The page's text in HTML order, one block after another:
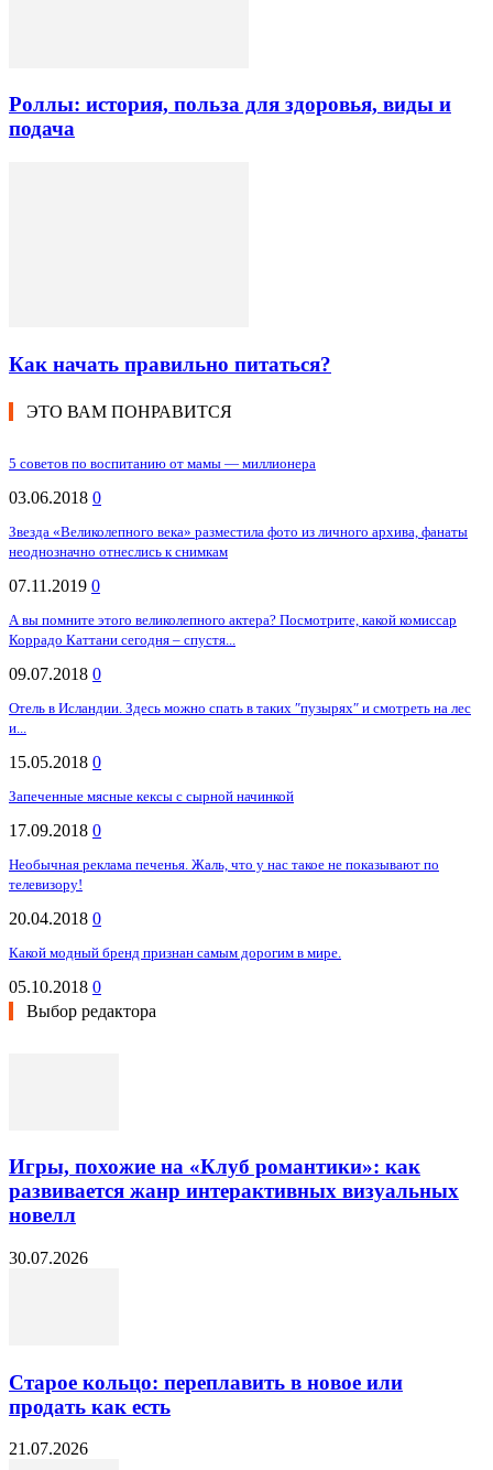
Роллы: история, польза для здоровья, виды и
подача
Как начать правильно питаться?
ЭТО ВАМ ПОНРАВИТСЯ
5 советов по воспитанию от мамы — миллионера
03.06.2018 0
Звезда «Великолепного века» разместила фото из личного архива, фанаты
неоднозначно отнеслись к снимкам
07.11.2019 0
А вы помните этого великолепного актера? Посмотрите, какой комиссар
Коррадо Каттани сегодня – спустя...
09.07.2018 0
Отель в Исландии. Здесь можно спать в таких ″пузырях″ и смотреть на лес
и...
15.05.2018 0
Запеченные мясные кексы с сырной начинкой
17.09.2018 0
Необычная реклама печенья. Жаль, что у нас такое не показывают по
телевизору!
20.04.2018 0
Какой модный бренд признан самым дорогим в мире.
05.10.2018 0
Выбор редактора
Игры, похожие на «Клуб романтики»: как
развивается жанр интерактивных визуальных
новелл
30.07.2026
Старое кольцо: переплавить в новое или
продать как есть
21.07.2026